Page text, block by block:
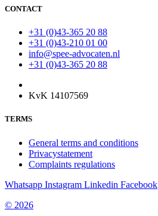
CONTACT
+31 (0)43-365 20 88
+31 (0)43-210 01 00
info@spee-advocaten.nl
+31 (0)43-365 20 88
KvK 14107569
TERMS
General terms and conditions
Privacystatement
Complaints regulations
Whatsapp Instagram Linkedin Facebook
© 2026